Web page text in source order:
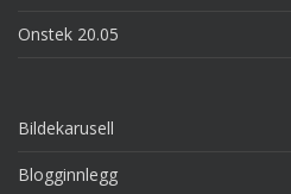
Onstek 20.05
Bildekarusell
Blogginnlegg